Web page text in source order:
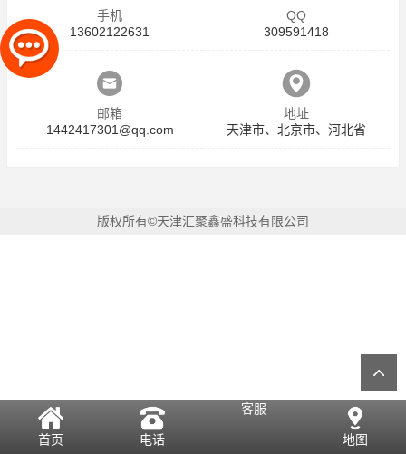
手机
13602122631
QQ
309591418
邮箱
1442417301@qq.com
地址
天津市、北京市、河北省
版权所有©天津汇聚鑫盛科技有限公司
首页 电话
客服
地图